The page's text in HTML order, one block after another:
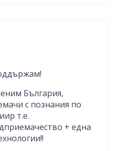
България,
с познания по
т.е.
+ една